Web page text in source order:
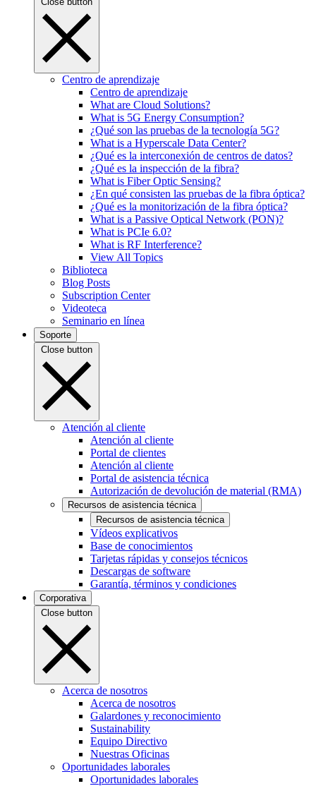
Centro de aprendizaje
Centro de aprendizaje
What are Cloud Solutions?
What is 5G Energy Consumption?
¿Qué son las pruebas de la tecnología 5G?
What is a Hyperscale Data Center?
¿Qué es la interconexión de centros de datos?
¿Qué es la inspección de la fibra?
What is Fiber Optic Sensing?
¿En qué consisten las pruebas de la fibra óptica?
¿Qué es la monitorización de la fibra óptica?
What is a Passive Optical Network (PON)?
What is PCIe 6.0?
What is RF Interference?
View All Topics
Biblioteca
Blog Posts
Subscription Center
Videoteca
Seminario en línea
Soporte
Close button
Atención al cliente
Atención al cliente
Portal de clientes
Atención al cliente
Portal de asistencia técnica
Autorización de devolución de material (RMA)
Recursos de asistencia técnica
Recursos de asistencia técnica
Vídeos explicativos
Base de conocimientos
Tarjetas rápidas y consejos técnicos
Descargas de software
Garantía, términos y condiciones
Corporativa
Close button
Acerca de nosotros
Acerca de nosotros
Galardones y reconocimiento
Sustainability
Equipo Directivo
Nuestras Oficinas
Oportunidades laborales
Oportunidades laborales